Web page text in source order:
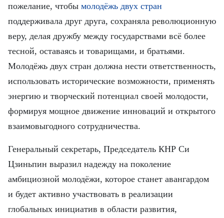
пожелание, чтобы молодёжь двух стран
поддерживала друг друга, сохраняла революционную
веру, делая дружбу между государствами всё более
тесной, оставаясь и товарищами, и братьями.
Молодёжь двух стран должна нести ответственность,
использовать исторические возможности, применять
энергию и творческий потенциал своей молодости,
формируя мощное движение инноваций и открытого
взаимовыгодного сотрудничества.
Генеральный секретарь, Председатель КНР Си
Цзиньпин выразил надежду на поколение
амбициозной молодёжи, которое станет авангардом
и будет активно участвовать в реализации
глобальных инициатив в области развития,